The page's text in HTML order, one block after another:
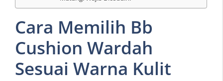
Cara Memilih Bb
Cushion Wardah
Sesuai Warna Kulit